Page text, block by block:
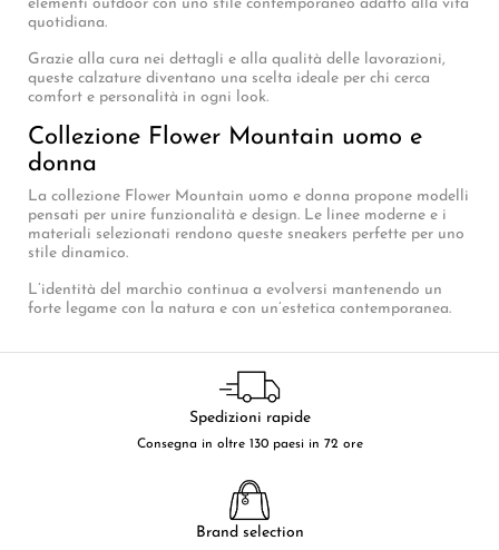
elementi outdoor con uno stile contemporaneo adatto alla vita
quotidiana.
Grazie alla cura nei dettagli e alla qualità delle lavorazioni,
queste calzature diventano una scelta ideale per chi cerca
comfort e personalità in ogni look.
Collezione Flower Mountain uomo e
donna
La collezione Flower Mountain uomo e donna propone modelli
pensati per unire funzionalità e design. Le linee moderne e i
materiali selezionati rendono queste sneakers perfette per uno
stile dinamico.
L’identità del marchio continua a evolversi mantenendo un
forte legame con la natura e con un’estetica contemporanea.
Spedizioni rapide
Consegna in oltre 130 paesi in 72 ore
Brand selection